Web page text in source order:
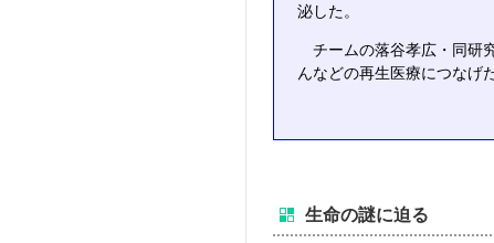
泌した。
チームの落谷孝広・同研
んなどの再生医療につなげ
生命の謎に迫る